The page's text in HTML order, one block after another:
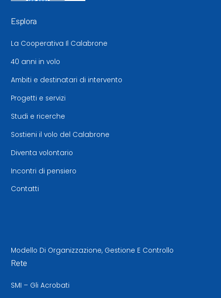
Esplora
La Cooperativa Il Calabrone
40 anni in volo
Ambiti e destinatari di intervento
Progetti e servizi
Studi e ricerche
Sostieni il volo del Calabrone
Diventa volontario
Incontri di pensiero
Contatti
Modello Di Organizzazione, Gestione E Controllo
Rete
SMI – Gli Acrobati